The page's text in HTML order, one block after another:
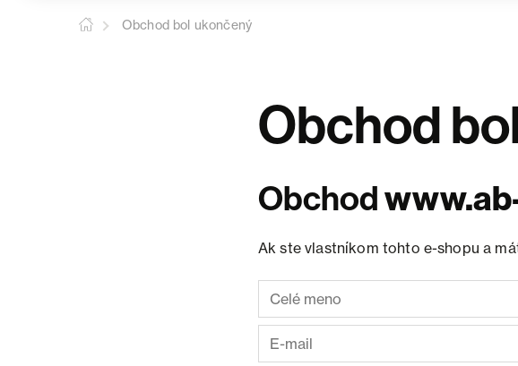
Obchod bol ukončený
Obchod
Obchod
Ak ste vlastníkom tohto e-shopu a